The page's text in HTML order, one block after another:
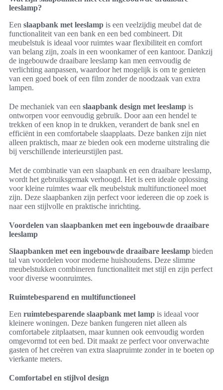
leeslamp?
Een slaapbank met leeslamp is een veelzijdig meubel dat de
functionaliteit van een bank en een bed combineert. Dit
meubelstuk is ideaal voor ruimtes waar flexibiliteit en comfort
van belang zijn, zoals in een woonkamer of een kantoor. Dankzij
de ingebouwde draaibare leeslamp kan men eenvoudig de
verlichting aanpassen, waardoor het mogelijk is om te genieten
van een goed boek of een film zonder de noodzaak van extra
lampen.
De mechaniek van een slaapbank design met leeslamp is
ontworpen voor eenvoudig gebruik. Door aan een hendel te
trekken of een knop in te drukken, verandert de bank snel en
efficiënt in een comfortabele slaapplaats. Deze banken zijn niet
alleen praktisch, maar ze bieden ook een moderne uitstraling die
bij verschillende interieurstijlen past.
Met de combinatie van een slaapbank en een draaibare leeslamp,
wordt het gebruiksgemak verhoogd. Het is een ideale oplossing
voor kleine ruimtes waar elk meubelstuk multifunctioneel moet
zijn. Deze slaapbanken zijn perfect voor iedereen die op zoek is
naar een stijlvolle en praktische inrichting.
Voordelen van slaapbanken met een ingebouwde draaibare
leeslamp
Slaapbanken met een ingebouwde draaibare leeslamp bieden
tal van voordelen voor moderne huishoudens. Deze slimme
meubelstukken combineren functionaliteit met stijl en zijn perfect
voor diverse woonruimtes.
Ruimtebesparend en multifunctioneel
Een ruimtebesparende slaapbank met lamp is ideaal voor
kleinere woningen. Deze banken fungeren niet alleen als
comfortabele zitplaatsen, maar kunnen ook eenvoudig worden
omgevormd tot een bed. Dit maakt ze perfect voor onverwachte
gasten of het creëren van extra slaapruimte zonder in te boeten op
vierkante meters.
Comfortabel en stijlvol design